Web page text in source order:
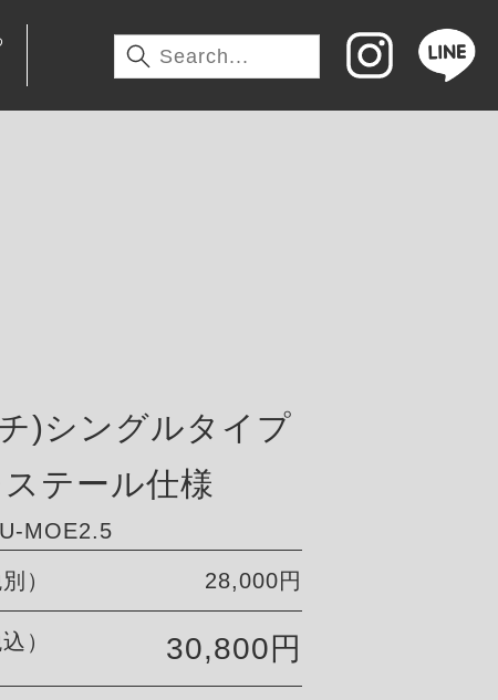
)シングルタイプ
テール仕様
MOE2.5
） 28,000円
） 30,800円